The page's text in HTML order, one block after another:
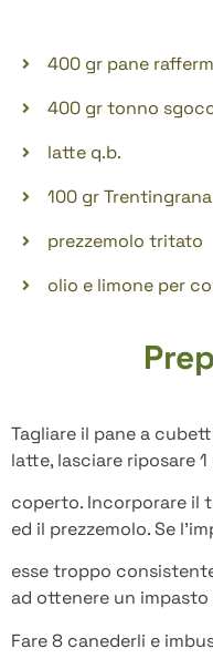
400 gr pane
400 gr tonno
latte q.b.
100 gr
prezzemolo tritato
olio e limone per
Tagliare il pane a
latte, lasciare riposare
coperto. Incorporare il
ed il prezzemolo. Se
esse troppo
ad ottenere un impasto
Fare 8 canederli e